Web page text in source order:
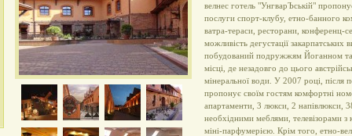
велнес готель "УнгварЪській"
послуги спорт-клубу, етно-банного
ватра-тераси, ресторани, конференц-
можливість дегустації закарпатських
побудований подружжям Йоганном
місці, де незадовго до цього
мінеральної води. У 2007 році, після
пропонує своїм гостям комфортні
апартаменти, 3 люкси, 2 напівлюкси,
необхідними меблями, телевізорами
міні-парфумерією. Крім того, етно-